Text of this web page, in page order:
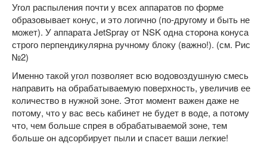
Угол распыления почти у всех аппаратов по форме
образовывает конус, и это логично (по-другому и быть не
может). У аппарата JetSpray от NSK одна сторона конуса
строго перпендикулярна ручному блоку (важно!). (см. Рис
№2)
Именно такой угол позволяет всю водовоздушную смесь
направить на обрабатываемую поверхность, увеличив ее
количество в нужной зоне. Этот момент важен даже не
потому, что у вас весь кабинет не будет в воде, а потому
что, чем больше спрея в обрабатываемой зоне, тем
больше он адсорбирует пыли и спасет ваши легкие!